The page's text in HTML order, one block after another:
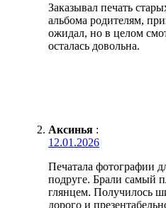
Заказывал печать
альбома родителям,
ожидал, но в целом
осталась довольна.
Аксинья :
12.01.2026
Печатала фотографии
подруге. Брали самый
глянцем. Получилось
дорого и